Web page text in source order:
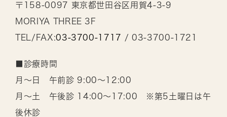
〒158-0097 東京都世田谷区用賀4-3-9
MORIYA THREE 3F
TEL/FAX:03-3700-1717 / 03-3700-1721
■診療時間
月～日 午前診 9:00～12:00
月～土 午後診 14:00～17:00 ※第5土曜日は午
後休診